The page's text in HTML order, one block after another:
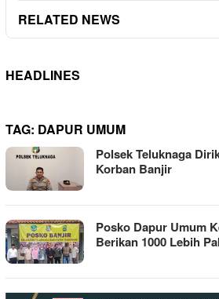
RELATED NEWS
HEADLINES
TAG: DAPUR UMUM
Polsek Teluknaga
Korban Banjir
Posko Dapur Umum
Berikan 1000 Lebih